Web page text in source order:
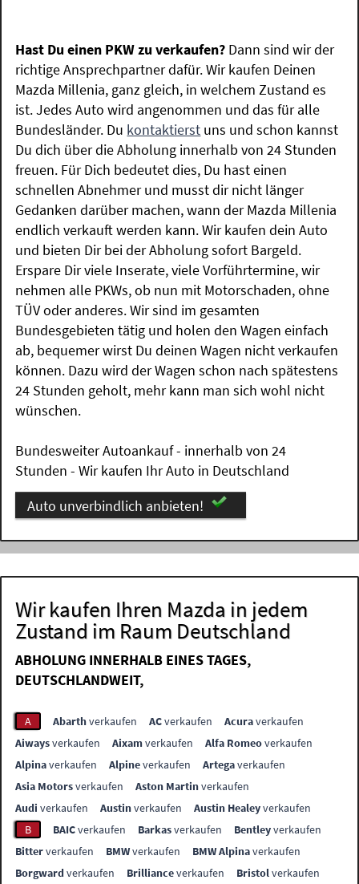
Hast Du einen PKW zu verkaufen? Dann sind wir der
richtige Ansprechpartner dafür. Wir kaufen Deinen
Mazda Millenia, ganz gleich, in welchem Zustand es
ist. Jedes Auto wird angenommen und das für alle
Bundesländer. Du kontaktierst uns und schon kannst
Du dich über die Abholung innerhalb von 24 Stunden
freuen. Für Dich bedeutet dies, Du hast einen
schnellen Abnehmer und musst dir nicht länger
Gedanken darüber machen, wann der Mazda Millenia
endlich verkauft werden kann. Wir kaufen dein Auto
und bieten Dir bei der Abholung sofort Bargeld.
Erspare Dir viele Inserate, viele Vorführtermine, wir
nehmen alle PKWs, ob nun mit Motorschaden, ohne
TÜV oder anderes. Wir sind im gesamten
Bundesgebieten tätig und holen den Wagen einfach
ab, bequemer wirst Du deinen Wagen nicht verkaufen
können. Dazu wird der Wagen schon nach spätestens
24 Stunden geholt, mehr kann man sich wohl nicht
wünschen.
Bundesweiter Autoankauf - innerhalb von 24
Stunden - Wir kaufen Ihr Auto in Deutschland
Auto unverbindlich anbieten!
Wir kaufen Ihren Mazda in jedem
Zustand im Raum Deutschland
ABHOLUNG INNERHALB EINES TAGES,
DEUTSCHLANDWEIT,
A Abarthverkaufen ACverkaufen Acuraverkaufen
Aiwaysverkaufen Aixamverkaufen Alfa Romeoverkaufen
Alpinaverkaufen Alpineverkaufen Artegaverkaufen
Asia Motorsverkaufen Aston Martinverkaufen
Audi verkaufen Austinverkaufen Austin Healeyverkaufen
B
BAICverkaufen Barkasverkaufen Bentleyverkaufen
Bitterverkaufen BMWverkaufen BMW Alpinaverkaufen
Borgwardverkaufen Brillianceverkaufen Bristolverkaufen